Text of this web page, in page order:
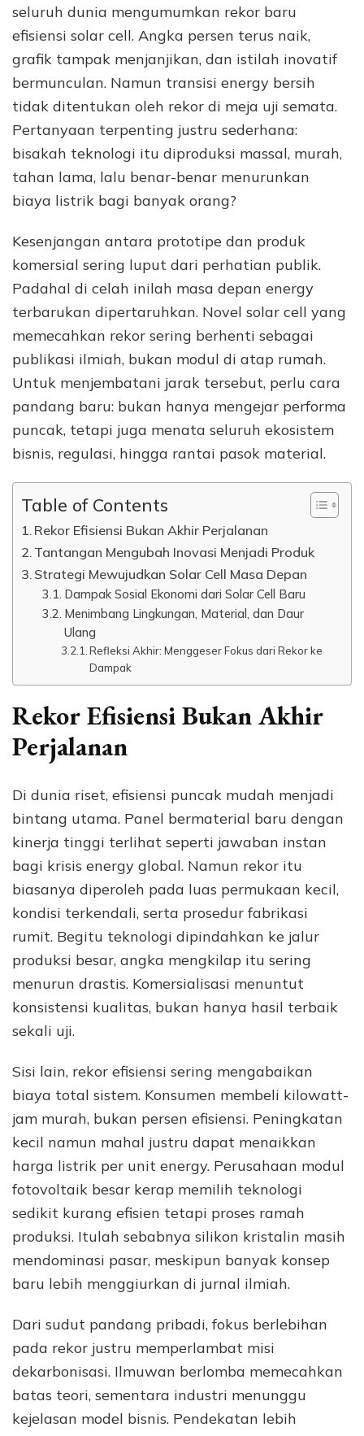
seluruh dunia mengumumkan rekor baru
efisiensi solar cell. Angka persen terus naik,
grafik tampak menjanjikan, dan istilah inovatif
bermunculan. Namun transisi energy bersih
tidak ditentukan oleh rekor di meja uji semata.
Pertanyaan terpenting justru sederhana:
bisakah teknologi itu diproduksi massal, murah,
tahan lama, lalu benar-benar menurunkan
biaya listrik bagi banyak orang?
Kesenjangan antara prototipe dan produk
komersial sering luput dari perhatian publik.
Padahal di celah inilah masa depan energy
terbarukan dipertaruhkan. Novel solar cell yang
memecahkan rekor sering berhenti sebagai
publikasi ilmiah, bukan modul di atap rumah.
Untuk menjembatani jarak tersebut, perlu cara
pandang baru: bukan hanya mengejar performa
puncak, tetapi juga menata seluruh ekosistem
bisnis, regulasi, hingga rantai pasok material.
Table of Contents
Rekor Efisiensi Bukan Akhir Perjalanan
Tantangan Mengubah Inovasi Menjadi Produk
Strategi Mewujudkan Solar Cell Masa Depan
Dampak Sosial Ekonomi dari Solar Cell Baru
Menimbang Lingkungan, Material, dan Daur
Ulang
Refleksi Akhir: Menggeser Fokus dari Rekor ke
Dampak
Rekor Efisiensi Bukan Akhir
Perjalanan
Di dunia riset, efisiensi puncak mudah menjadi
bintang utama. Panel bermaterial baru dengan
kinerja tinggi terlihat seperti jawaban instan
bagi krisis energy global. Namun rekor itu
biasanya diperoleh pada luas permukaan kecil,
kondisi terkendali, serta prosedur fabrikasi
rumit. Begitu teknologi dipindahkan ke jalur
produksi besar, angka mengkilap itu sering
menurun drastis. Komersialisasi menuntut
konsistensi kualitas, bukan hanya hasil terbaik
sekali uji.
Sisi lain, rekor efisiensi sering mengabaikan
biaya total sistem. Konsumen membeli kilowatt-
jam murah, bukan persen efisiensi. Peningkatan
kecil namun mahal justru dapat menaikkan
harga listrik per unit energy. Perusahaan modul
fotovoltaik besar kerap memilih teknologi
sedikit kurang efisien tetapi proses ramah
produksi. Itulah sebabnya silikon kristalin masih
mendominasi pasar, meskipun banyak konsep
baru lebih menggiurkan di jurnal ilmiah.
Dari sudut pandang pribadi, fokus berlebihan
pada rekor justru memperlambat misi
dekarbonisasi. Ilmuwan berlomba memecahkan
batas teori, sementara industri menunggu
kejelasan model bisnis. Pendekatan lebih